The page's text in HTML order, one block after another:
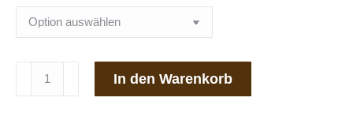
In den Warenkorb